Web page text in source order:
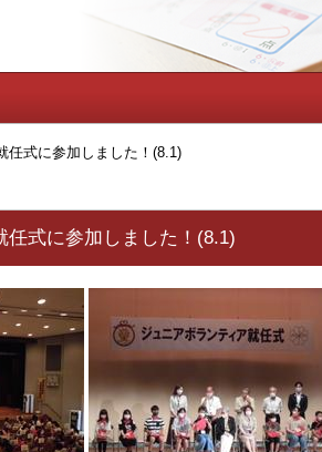
任式に参加しました！(8.1)
任式に参加しました！(8.1)